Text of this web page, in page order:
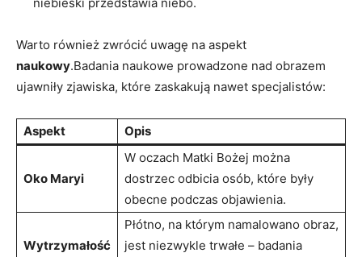
Warto również zwrócić uwagę na aspekt⁣
naukowy.Badania naukowe prowadzone nad obrazem
ujawniły zjawiska, które zaskakują nawet specjalistów:
Aspekt Opis
Oko Maryi
W ⁤oczach Matki Bożej można​
dostrzec odbicia osób, ‍które były
obecne podczas objawienia.
Wytrzymałość
Płótno, na⁣ którym namalowano obraz,
jest niezwykle trwałe – badania